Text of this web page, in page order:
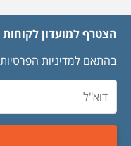
הצטרף למועדון לקוחות
בהתאם למדיניות הפרטיות